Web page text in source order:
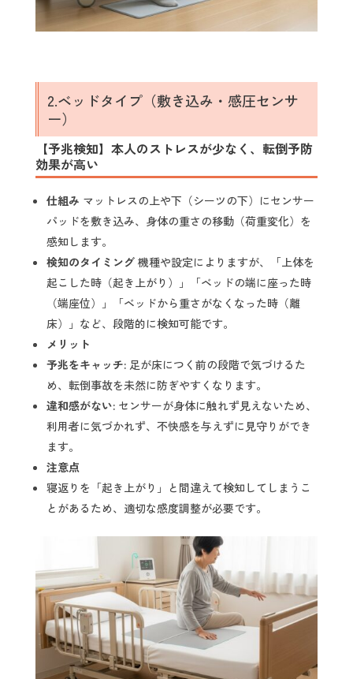
2.ベッドタイプ（敷き込み・感圧センサ
ー）
【予兆検知】本人のストレスが少なく、転倒予防
効果が高い
仕組み マットレスの上や下（シーツの下）にセンサー
パッドを敷き込み、身体の重さの移動（荷重変化）を
感知します。
検知のタイミング機種や設定によりますが、「上体を
起こした時（起き上がり）」「ベッドの端に座った時
（端座位）」「ベッドから重さがなくなった時（離
床）」など、段階的に検知可能です。
メリット
予兆をキャッチ:足が床につく前の段階で気づけるた
め、転倒事故を未然に防ぎやすくなります。
違和感がない:センサーが身体に触れず見えないため、
利用者に気づかれず、不快感を与えずに見守りができ
ます。
注意点
寝返りを「起き上がり」と間違えて検知してしまうこ
とがあるため、適切な感度調整が必要です。